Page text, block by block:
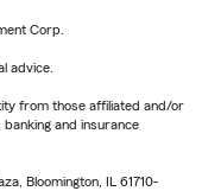
Corp.
advice.
from those affiliated and/or
and insurance
Bloomington, IL 61710-